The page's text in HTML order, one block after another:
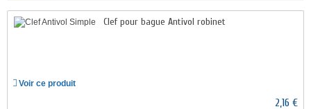
Clef pour bague Antivol robinet
Voir ce produit
2,16 €